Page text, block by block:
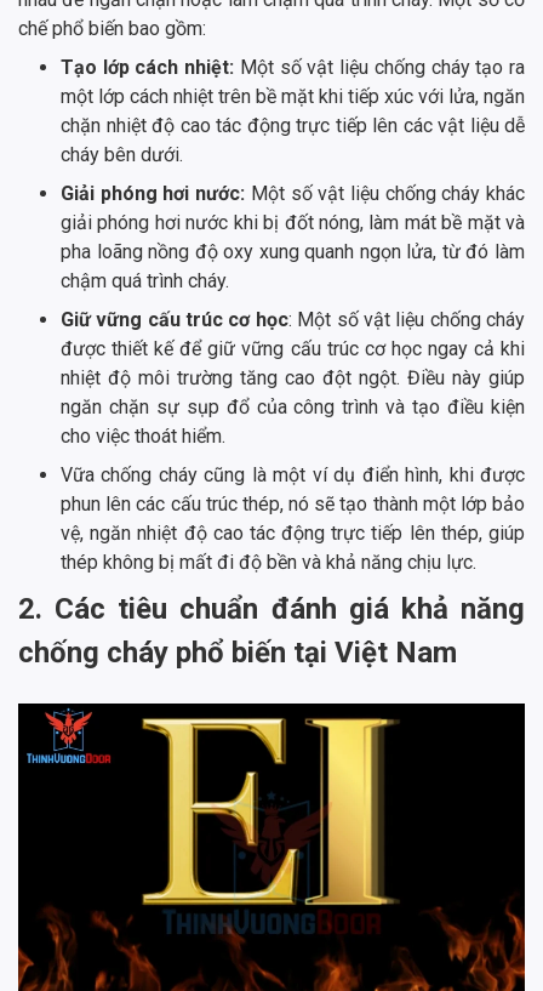
chế phổ biến bao gồm:
Tạo lớp cách nhiệt: Một số vật liệu chống cháy tạo ra
một lớp cách nhiệt trên bề mặt khi tiếp xúc với lửa, ngăn
chặn nhiệt độ cao tác động trực tiếp lên các vật liệu dễ
cháy bên dưới.
Giải phóng hơi nước: Một số vật liệu chống cháy khác
giải phóng hơi nước khi bị đốt nóng, làm mát bề mặt và
pha loãng nồng độ oxy xung quanh ngọn lửa, từ đó làm
chậm quá trình cháy.
Giữ vững cấu trúc cơ học: Một số vật liệu chống cháy
được thiết kế để giữ vững cấu trúc cơ học ngay cả khi
nhiệt độ môi trường tăng cao đột ngột. Điều này giúp
ngăn chặn sự sụp đổ của công trình và tạo điều kiện
cho việc thoát hiểm.
Vữa chống cháy cũng là một ví dụ điển hình, khi được
phun lên các cấu trúc thép, nó sẽ tạo thành một lớp bảo
vệ, ngăn nhiệt độ cao tác động trực tiếp lên thép, giúp
thép không bị mất đi độ bền và khả năng chịu lực.
2. Các tiêu chuẩn đánh giá khả năng
chống cháy phổ biến tại Việt Nam